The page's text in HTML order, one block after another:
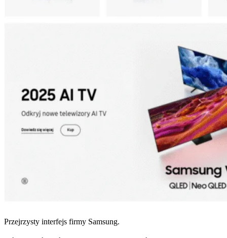
Przejrzysty interfejs firmy Samsung.